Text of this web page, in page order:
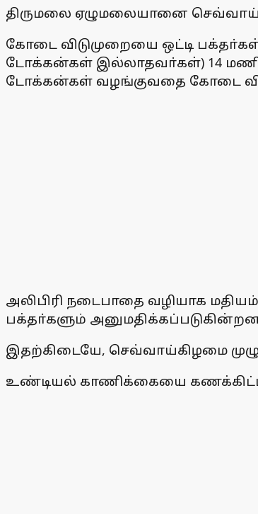
திருமலை ஏழுமலையானை
கோடை விடுமுறையை ஒட்டி பக்தா்கள்
டோக்கன்கள் இல்லாதவா்கள்) 14
டோக்கன்கள் வழங்குவதை கோடை
அலிபிரி நடைபாதை வழியாக
பக்தா்களும்
இதற்கிடையே, செவ்வாய்கிழமை
உண்டியல் காணிக்கையை